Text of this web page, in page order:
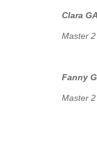
Clara
Master
Fanny
Master